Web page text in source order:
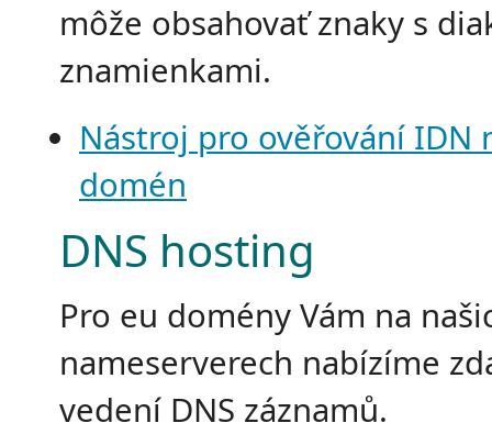
môže obsahovať znaky s
znamienkami.
Nástroj pro ověřování IDN
domén
DNS hosting
Pro eu domény Vám na
nameserverech nabízíme
vedení DNS záznamů.